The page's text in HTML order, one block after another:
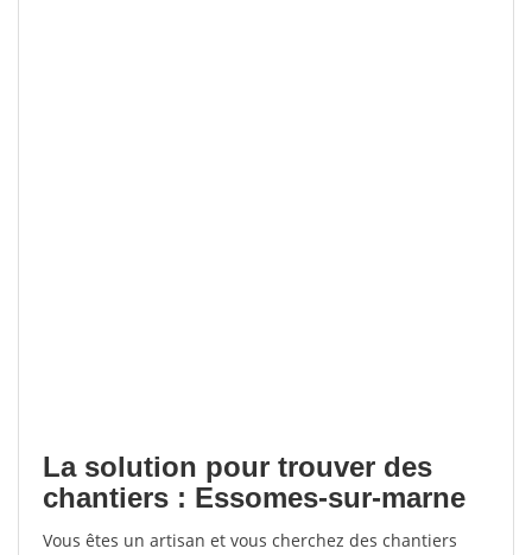
La solution pour trouver des
chantiers : Essomes-sur-marne
Vous êtes un artisan et vous cherchez des chantiers